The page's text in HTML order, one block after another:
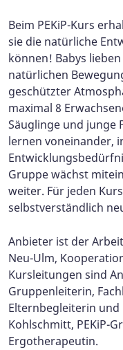
Beim PEKiP-Kurs
sie die natürliche
können! Babys
natürlichen
geschützter
maximal 8
Säuglinge und junge
lernen voneinander,
Gruppe wächst
weiter. Für jeden
selbstverständlich
Anbieter ist der
Neu-Ulm,
Kursleitungen sind
Gruppenleiterin,
Elternbegleiterin und
Kohlschmitt, PEKiP-
Ergotherapeutin.